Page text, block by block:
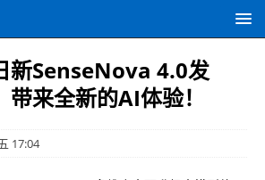
新SenseNova 4.0发
来全新的AI体验！
17:04